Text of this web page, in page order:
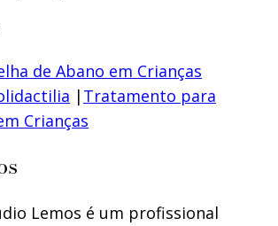
de Abano em Crianças
| Tratamento para
Crianças
Lemos é um profissional